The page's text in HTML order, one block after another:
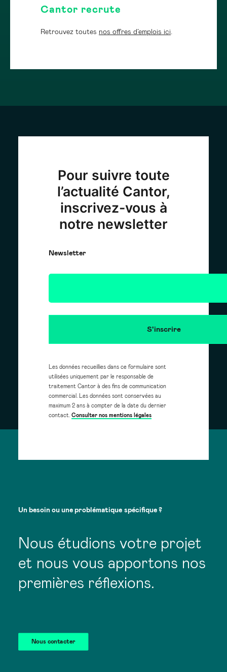
Cantor recrute
Retrouvez toutes nos offres d’emplois ici.
Pour suivre toute
l’actualité Cantor,
inscrivez-vous à
notre newsletter
Newsletter
Les données recueillies dans ce formulaire sont
utilisées uniquement par le responsable de
traitement Cantor à des fins de communication
commercial. Les données sont conservées au
maximum 2 ans à compter de la date du dernier
contact. Consulter nos mentions légales
Un besoin ou une problématique spécifique ?
Nous étudions votre projet
et nous vous apportons nos
premières réflexions.
Nous contacter